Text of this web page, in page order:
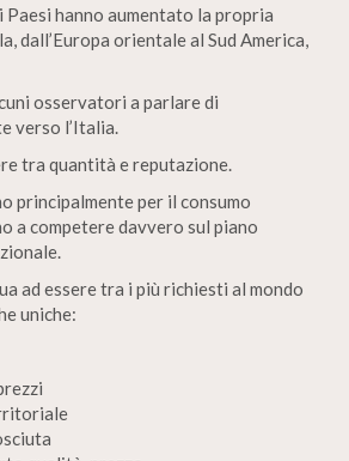
hanno aumentato la propria
dall’Europa orientale al Sud America,
osservatori a parlare di
verso l’Italia.
tra quantità e reputazione.
principalmente per il consumo
a competere davvero sul piano
ad essere tra i più richiesti al mondo
uniche: